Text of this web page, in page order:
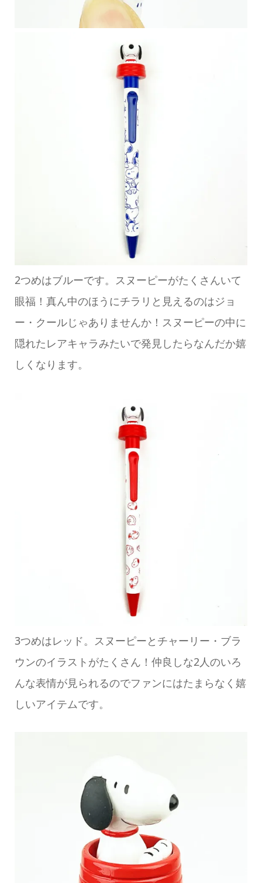
2つめはブルーです。スヌーピーがたくさんいて
眼福！真ん中のほうにチラリと見えるのはジョ
ー・クールじゃありませんか！スヌーピーの中に
隠れたレアキャラみたいで発見したらなんだか嬉
しくなります。
3つめはレッド。スヌーピーとチャーリー・ブラ
ウンのイラストがたくさん！仲良しな2人のいろ
んな表情が見られるのでファンにはたまらなく嬉
しいアイテムです。